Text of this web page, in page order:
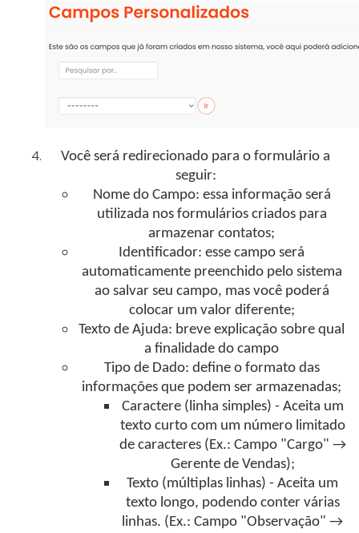
Você será redirecionado para o formulário a
seguir:
Nome do Campo: essa informação será
utilizada nos formulários criados para
armazenar contatos;
Identificador: esse campo será
automaticamente preenchido pelo sistema
ao salvar seu campo, mas você poderá
colocar um valor diferente;
Texto de Ajuda: breve explicação sobre qual
a finalidade do campo
Tipo de Dado: define o formato das
informações que podem ser armazenadas;
Caractere (linha simples) - Aceita um
texto curto com um número limitado
de caracteres (Ex.: Campo "Cargo" →
Gerente de Vendas);
Texto (múltiplas linhas) - Aceita um
texto longo, podendo conter várias
linhas. (Ex.: Campo "Observação" →